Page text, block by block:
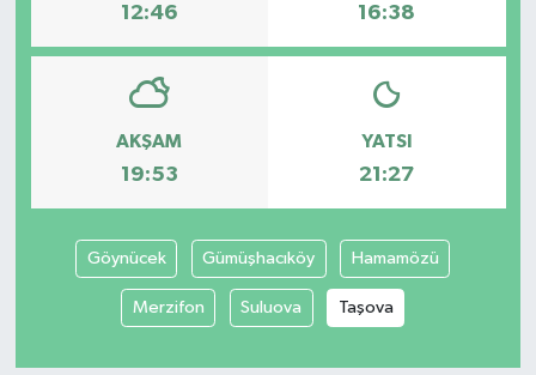
12:46 16:38
AKŞAM
19:53
YATSI
21:27
Göynücek Gümüşhacıköy Hamamözü
Merzifon Suluova Taşova